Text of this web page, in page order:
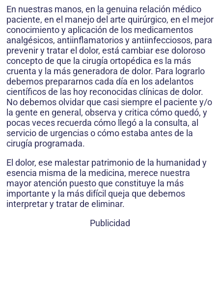
En nuestras manos, en la genuina relación médico
paciente, en el manejo del arte quirúrgico, en el mejor
conocimiento y aplicación de los medicamentos
analgésicos, antiinflamatorios y antiinfecciosos, para
prevenir y tratar el dolor, está cambiar ese doloroso
concepto de que la cirugía ortopédica es la más
cruenta y la más generadora de dolor. Para lograrlo
debemos prepararnos cada día en los adelantos
científicos de las hoy reconocidas clínicas de dolor.
No debemos olvidar que casi siempre el paciente y/o
la gente en general, observa y critica cómo quedó, y
pocas veces recuerda cómo llegó a la consulta, al
servicio de urgencias o cómo estaba antes de la
cirugía programada.
El dolor, ese malestar patrimonio de la humanidad y
esencia misma de la medicina, merece nuestra
mayor atención puesto que constituye la más
importante y la más difícil queja que debemos
interpretar y tratar de eliminar.
Publicidad